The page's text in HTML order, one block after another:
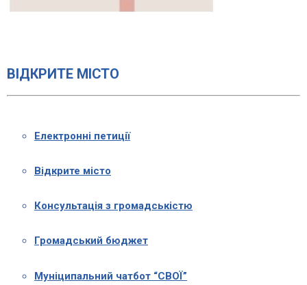
ВІДКРИТЕ МІСТО
Електронні петиції
Відкрите місто
Консультація з громадськістю
Громадський бюджет
Муніципальний чатбот “СВОЇ”